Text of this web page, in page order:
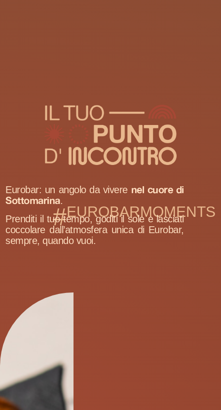
EUROBARMOMENTS
#
Eurobar: un angolo da vivere nel cuore di
Sottomarina.
Prenditi il tuo tempo, goditi il sole e lasciati
coccolare dall’atmosfera unica di Eurobar,
sempre, quando vuoi.